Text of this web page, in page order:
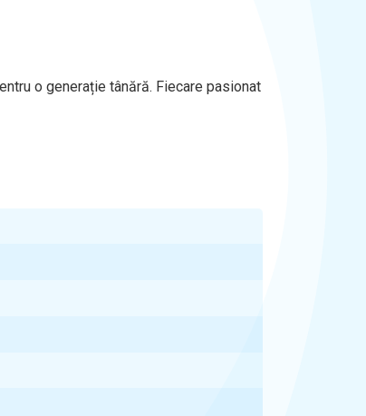
o generație tânără. Fiecare pasionat